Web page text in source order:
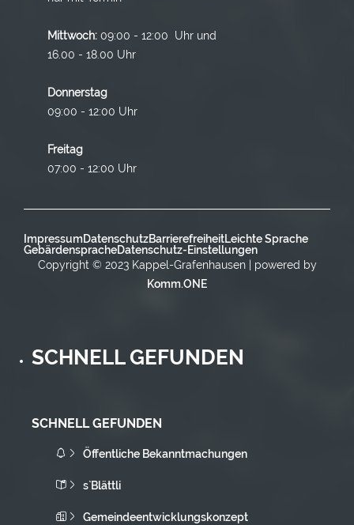
Mittwoch: 09:00 - 12:00 Uhr und
16.00 - 18.00 Uhr
Donnerstag
09:00 - 12:00 Uhr
Freitag
07:00 - 12:00 Uhr
ImpressumDatenschutzBarrierefreiheitLeichte Sprache
GebärdenspracheDatenschutz-Einstellungen
Copyright © 2023 Kappel-Grafenhausen | powered by
Komm.ONE
SCHNELL GEFUNDEN
SCHNELL GEFUNDEN
Öffentliche Bekanntmachungen
s`Blättli
Gemeindeentwicklungskonzept